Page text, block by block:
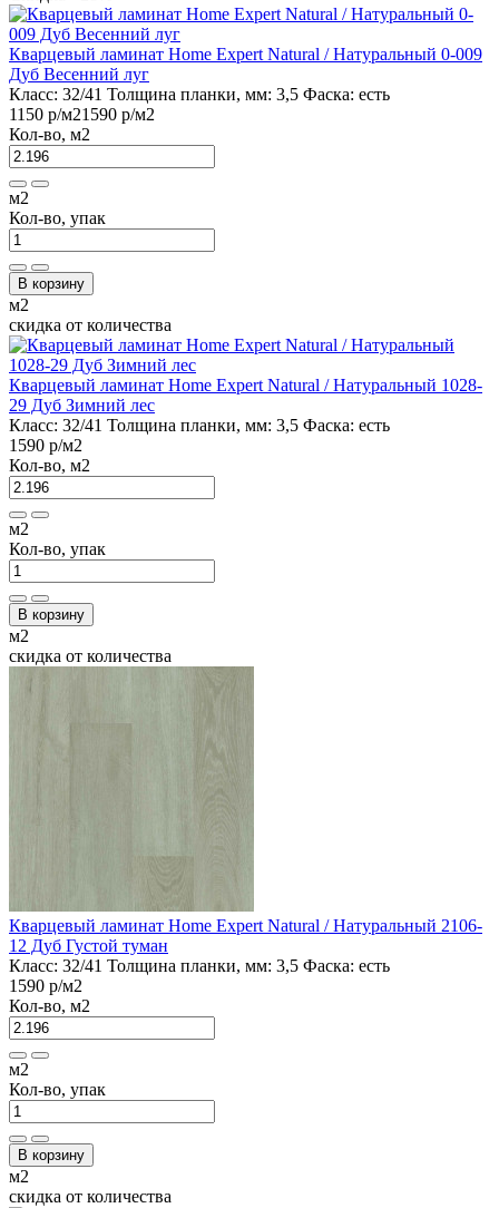
Кварцевый ламинат Home Expert Natural / Натуральный 0-009
Дуб Весенний луг
Класс: 32/41 Толщина планки, мм: 3,5 Фаска: есть
1150 р/м21590 р/м2
Кол-во, м2
м2
Кол-во, упак
В корзину
м2
скидка от количества
Кварцевый ламинат Home Expert Natural / Натуральный 1028-
29 Дуб Зимний лес
Класс: 32/41 Толщина планки, мм: 3,5 Фаска: есть
1590 р/м2
Кол-во, м2
м2
Кол-во, упак
В корзину
м2
скидка от количества
Кварцевый ламинат Home Expert Natural / Натуральный 2106-
12 Дуб Густой туман
Класс: 32/41 Толщина планки, мм: 3,5 Фаска: есть
1590 р/м2
Кол-во, м2
м2
Кол-во, упак
В корзину
м2
скидка от количества